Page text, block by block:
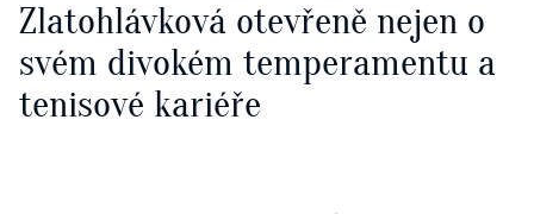
Zlatohlávková otevřeně nejen o
svém divokém temperamentu a
tenisové kariéře